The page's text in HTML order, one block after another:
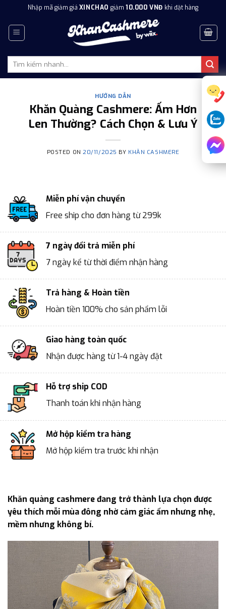
content
Nhập mã giảm giá XINCHAO giảm10.000 VNĐ khi đặt hàng
Tìm
HƯỚNG DẪN
Khăn Quàng Cashmere: Ấm Hơn
Len Thường? Cách Chọn & Lưu Ý
POSTED ON20/11/2025 BY KHĂN CASHMERE
Miễn phí vận chuyển
Free ship cho đơn hàng từ 299k
7 ngày đổi trả miễn phí
7 ngày kể từ thời điểm nhận hàng
Trả hàng & Hoàn tiền
Hoàn tiền 100% cho sản phẩm lỗi
Giao hàng toàn quốc
Nhận được hàng từ 1-4 ngày đặt
Hỗ trợ ship COD
Thanh toán khi nhận hàng
Mở hộp kiểm tra hàng
Mở hộp kiểm tra trước khi nhận
Khăn quàng cashmere đang trở thành lựa chọn được
yêu thích mỗi mùa đông nhờ cảm giác ấm nhưng nhẹ,
mềm nhưng không bí.